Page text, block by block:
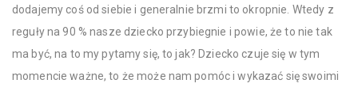
dodajemy coś od siebie i generalnie brzmi to okropnie. Wtedy z
reguły na 90 % nasze dziecko przybiegnie i powie, że to nie tak
ma być, na to my pytamy się, to jak? Dziecko czuje się w tym
momencie ważne, to że może nam pomóc i wykazać się swoimi